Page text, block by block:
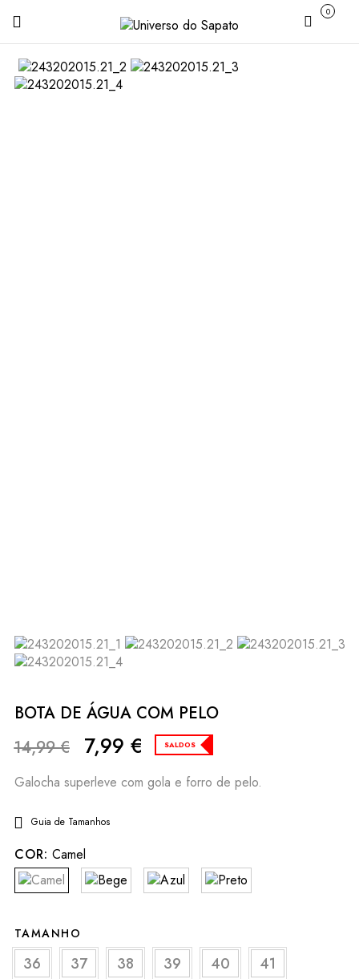
Carrinho
0
BOTA DE ÁGUA COM PELO
14,99€ 7,99 € SALDOS
Galocha superleve com gola e forro de pelo.
Guia de Tamanhos
COR: Camel
TAMANHO
36 37 38 39 40 41